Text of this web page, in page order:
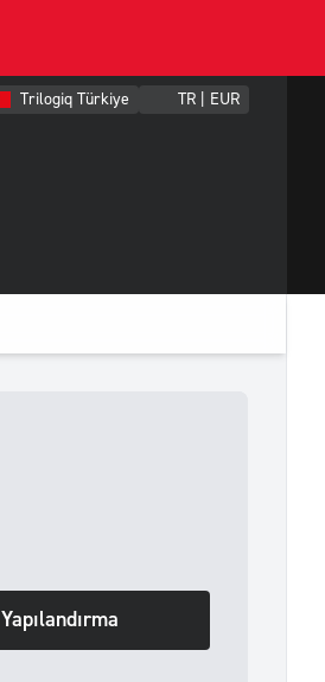
Trilogiq Türkiye TR | EUR
Yapılandırma